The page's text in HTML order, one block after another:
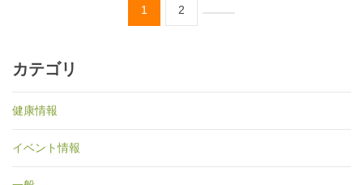
1 2
カテゴリ
健康情報
イベント情報